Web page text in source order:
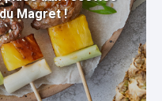
Magret !